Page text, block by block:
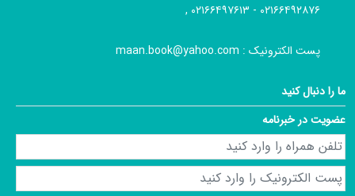
۰۲۱۶۶۴۹۲۸۷۶ - ۰۲۱۶۶۴۹۷۶۱۳ ,
پست الکترونیک : maan.book@yahoo.com
ما را دنبال کنید
عضویت در خبرنامه